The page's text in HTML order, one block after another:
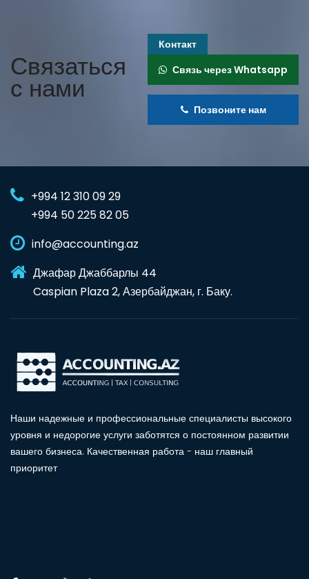
Связаться
с нами
Контакт
Связь через Whatsapp
Позвоните нам
+994 12 310 09 29
+994 50 225 82 05
info@accounting.az
Джафар Джаббарлы 44
Caspian Plaza 2, Азербайджан, г. Баку.
Наши надежные и профессиональные специалисты высокого
уровня и недорогие услуги заботятся о постоянном развитии
вашего бизнеса. Качественная работа - наш главный
приоритет